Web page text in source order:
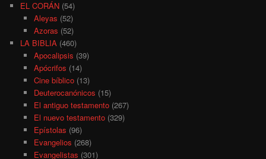
EL CORÁN (54)
Aleyas (52)
Azoras (52)
LA BIBLIA (460)
Apocalipsis (39)
Apócrifos (14)
Cine bíblico(13)
Deuterocanónicos (15)
El antiguo testamento(267)
El nuevo testamento(329)
Epístolas (96)
Evangelios (268)
Evangelistas (301)